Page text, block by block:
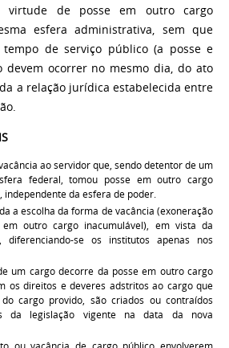
virtude de posse em outro cargo
esfera administrativa, sem que
de serviço público (a posse e
devem ocorrer no mesmo dia, do ato
a relação jurídica estabelecida entre
ao servidor que, sendo detentor de um
federal, tomou posse em outro cargo
independente da esfera de poder.
a escolha da forma de vacância (exoneração
outro cargo inacumulável), em vista da
diferenciando-se os institutos apenas nos
um cargo decorre da posse em outro cargo
os direitos e deveres adstritos ao cargo que
cargo provido, são criados ou contraídos
da legislação vigente na data da nova